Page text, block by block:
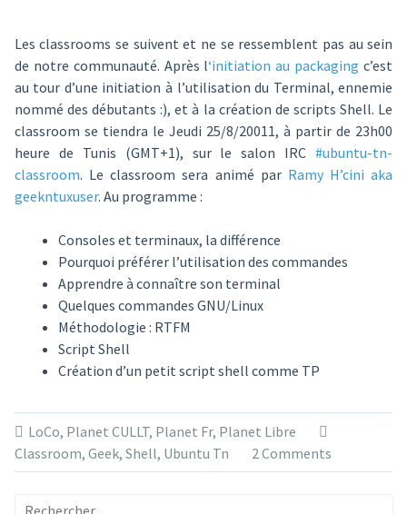
Les classrooms se suivent et ne se ressemblent pas au sein
de notre communauté. Après l‘initiation au packaging c’est
au tour d’une initiation à l’utilisation du Terminal, ennemie
nommé des débutants :), et à la création de scripts Shell. Le
classroom se tiendra le Jeudi 25/8/20011, à partir de 23h00
heure de Tunis (GMT+1), sur le salon IRC#ubuntu-tn-
classroom. Le classroom sera animé par Ramy H’cini aka
geekntuxuser. Au programme :
Consoles et terminaux, la différence
Pourquoi préférer l’utilisation des commandes
Apprendre à connaître son terminal
Quelques commandes GNU/Linux
Méthodologie : RTFM
Script Shell
Création d’un petit script shell comme TP
LoCo, Planet CULLT, Planet Fr, Planet Libre
Classroom, Geek, Shell, Ubuntu Tn 2 Comments
Rechercher :